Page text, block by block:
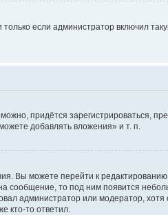
если администратор включил
придётся зарегистрироваться,
добавлять вложения» и т. п.
Вы можете перейти к
сообщение, то под ним появится
администратор или модератор, хотя
кто-то ответил.